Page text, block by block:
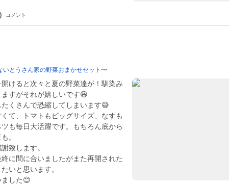
コメント
いとうさん家の野菜おまかせセット〜
けると次々と夏の野菜達が！馴染み
すがそれが嬉しいです😆
くさんで恐縮してしまいます😅
て、トマトもビッグサイズ、なすも
も毎日大活躍です。もちろん底から
。
致します。
に間に合いましたがまた再開された
いと思います。
した😊